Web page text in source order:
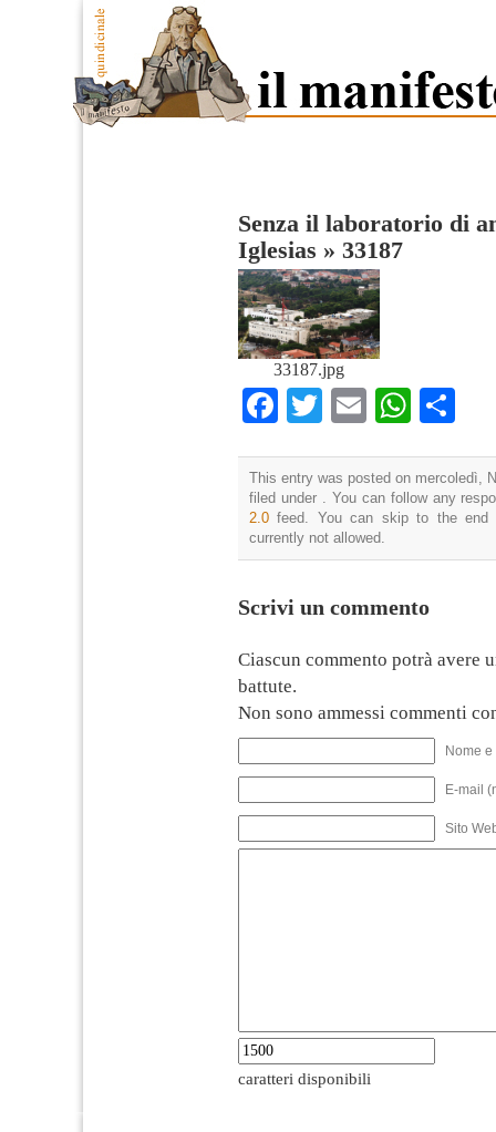
Senza il laboratorio di
Iglesias » 33187
33187.jpg
Facebook
Twitter
Email
This entry was posted on mercoledì,
filed under . You can follow any
2.0 feed. You can skip to the end
currently not allowed.
Scrivi un commento
Ciascun commento potrà avere
battute.
Non sono ammessi commenti
Nome
E-mail
Sito
caratteri disponibili